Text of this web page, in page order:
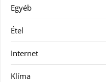
Egyéb
Étel
Internet
Klíma